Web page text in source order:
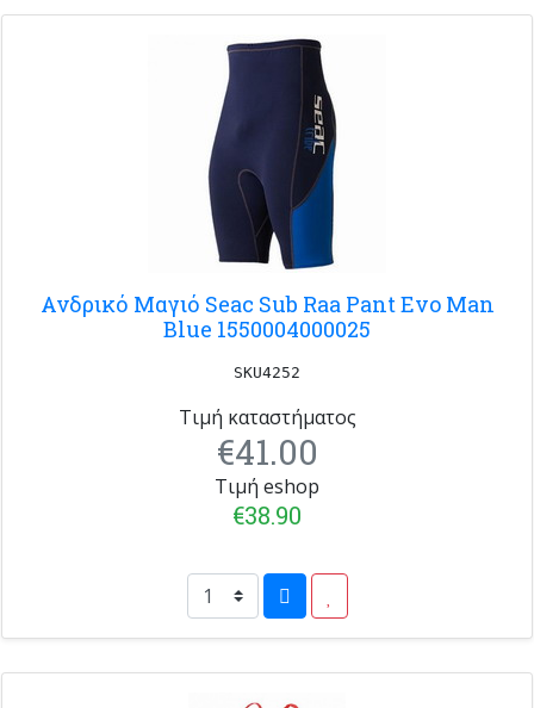
Ανδρικό Μαγιό Seac Sub Raa Pant Evo Man
Blue 1550004000025
SKU4252
Τιμή καταστήματος
€41.00
Τιμή eshop
€38.90